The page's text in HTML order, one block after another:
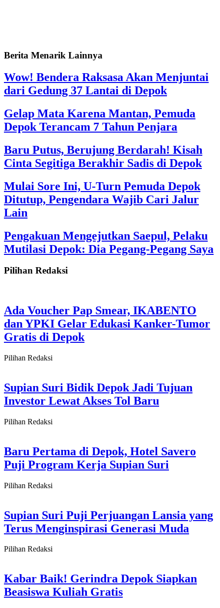
Berita Menarik Lainnya
Wow! Bendera Raksasa Akan Menjuntai
dari Gedung 37 Lantai di Depok
Gelap Mata Karena Mantan, Pemuda
Depok Terancam 7 Tahun Penjara
Baru Putus, Berujung Berdarah! Kisah
Cinta Segitiga Berakhir Sadis di Depok
Mulai Sore Ini, U-Turn Pemuda Depok
Ditutup, Pengendara Wajib Cari Jalur
Lain
Pengakuan Mengejutkan Saepul, Pelaku
Mutilasi Depok: Dia Pegang-Pegang Saya
Pilihan Redaksi
Ada Voucher Pap Smear, IKABENTO
dan YPKI Gelar Edukasi Kanker-Tumor
Gratis di Depok
Pilihan Redaksi
Supian Suri Bidik Depok Jadi Tujuan
Investor Lewat Akses Tol Baru
Pilihan Redaksi
Baru Pertama di Depok, Hotel Savero
Puji Program Kerja Supian Suri
Pilihan Redaksi
Supian Suri Puji Perjuangan Lansia yang
Terus Menginspirasi Generasi Muda
Pilihan Redaksi
Kabar Baik! Gerindra Depok Siapkan
Beasiswa Kuliah Gratis